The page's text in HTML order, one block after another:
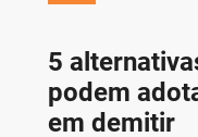
5
podem
em demitir